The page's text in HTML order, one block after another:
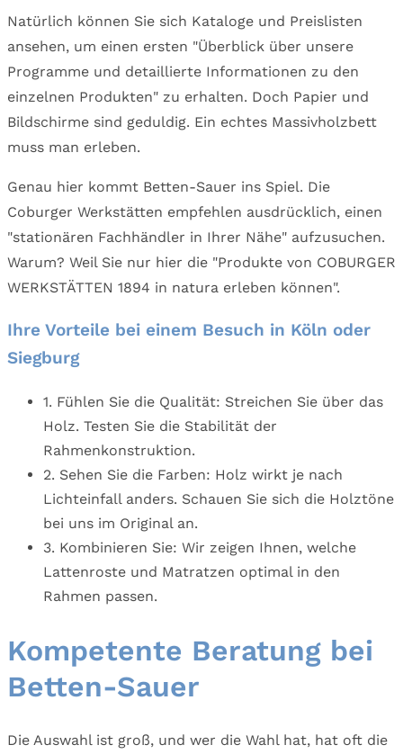
Natürlich können Sie sich Kataloge und Preislisten
ansehen, um einen ersten "Überblick über unsere
Programme und detaillierte Informationen zu den
einzelnen Produkten" zu erhalten. Doch Papier und
Bildschirme sind geduldig. Ein echtes Massivholzbett
muss man erleben.
Genau hier kommt Betten-Sauer ins Spiel. Die
Coburger Werkstätten empfehlen ausdrücklich, einen
"stationären Fachhändler in Ihrer Nähe" aufzusuchen.
Warum? Weil Sie nur hier die "Produkte von COBURGER
WERKSTÄTTEN 1894 in natura erleben können".
Ihre Vorteile bei einem Besuch in Köln oder
Siegburg
1. Fühlen Sie die Qualität: Streichen Sie über das
Holz. Testen Sie die Stabilität der
Rahmenkonstruktion.
2. Sehen Sie die Farben: Holz wirkt je nach
Lichteinfall anders. Schauen Sie sich die Holztöne
bei uns im Original an.
3. Kombinieren Sie: Wir zeigen Ihnen, welche
Lattenroste und Matratzen optimal in den
Rahmen passen.
Kompetente Beratung bei
Betten-Sauer
Die Auswahl ist groß, und wer die Wahl hat, hat oft die